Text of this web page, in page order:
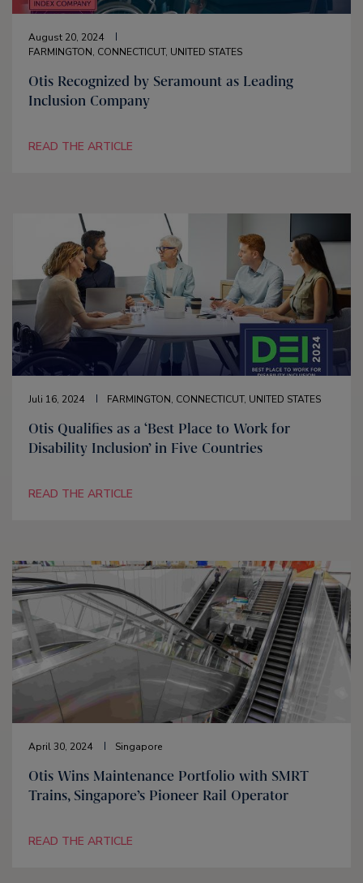
August 20, 2024
FARMINGTON, CONNECTICUT, UNITED STATES
Otis Recognized by Seramount as Leading
Inclusion Company
READ THE ARTICLE
Juli 16, 2024 FARMINGTON, CONNECTICUT, UNITED STATES
Otis Qualifies as a ‘Best Place to Work for
Disability Inclusion’ in Five Countries
READ THE ARTICLE
April 30, 2024 Singapore
Otis Wins Maintenance Portfolio with SMRT
Trains, Singapore’s Pioneer Rail Operator
READ THE ARTICLE